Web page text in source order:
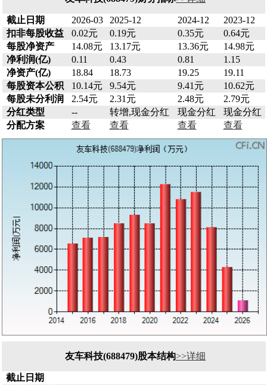
截止日期 2026-03 2025-12 2024-12
2023-12
扣非每股收益
0.02元 0.19元 0.35元
0.64元
每股净资产
14.08元 13.17元 13.36元
14.98元
净利润(亿)
0.11 0.43 0.81
1.15
净资产(亿)
18.84 18.73 19.25
19.11
每股资本公积
10.14元 9.54元 9.41元
10.62元
每股未分利润
2.54元 2.31元 2.48元
2.79元
分红类型
-- 转增,现金分红 现金分红
现金分红
分配方案
查看 查看 查看 查看
友车科技(688479)股本结构>>详细
截止日期